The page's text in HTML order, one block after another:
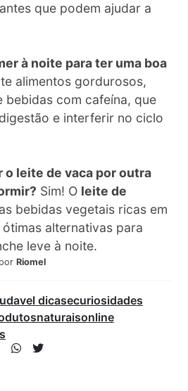
que podem ajudar a
à noite para ter uma boa
alimentos gordurosos,
bebidas com cafeína, que
e interferir no ciclo
o leite de vaca por outra
Sim! O leite de
bebidas vegetais ricas em
alternativas para
leve à noite.
Riomel
dicasecuriosidades